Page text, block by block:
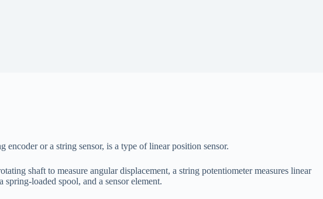
encoder or a string sensor, is a type of linear position sensor.
shaft to measure angular displacement, a string potentiometer measures linear
loaded spool, and a sensor element.